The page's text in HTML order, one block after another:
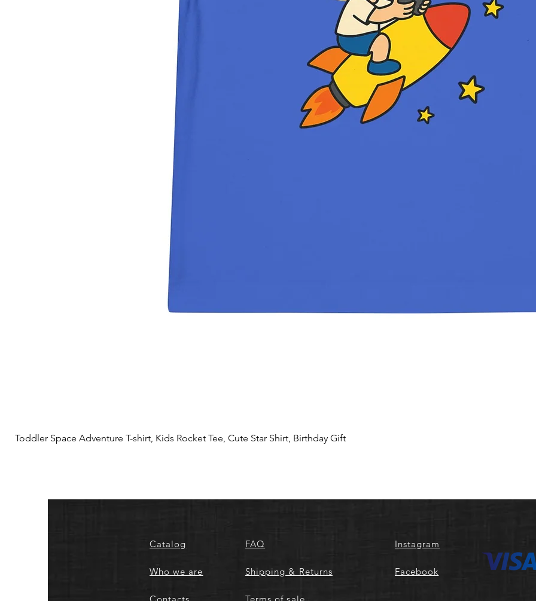
Toddler Space Adventure T-shirt, Kids Rocket Tee, Cute Star Shirt, Birthday Gift
Catalog
Who we are
FAQ
Shipping & Returns
Instagram
Facebook